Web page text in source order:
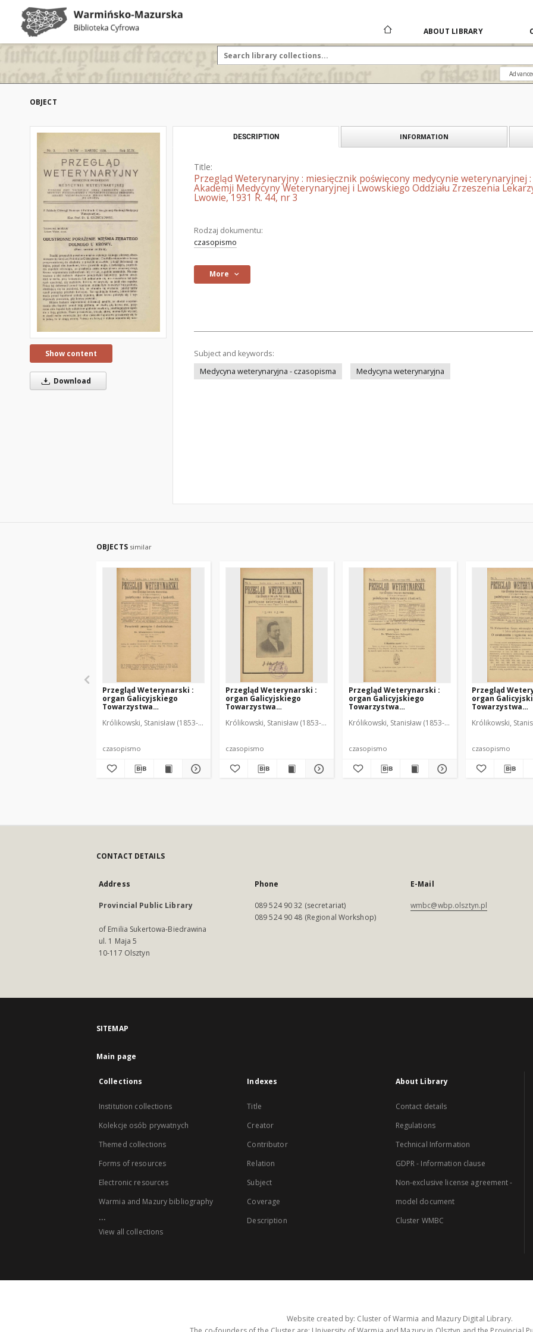
ABOUT LIBRARY
OBJECT
Show content
Download
DESCRIPTION INFORMATION
Title:
Przegląd Weterynaryjny : miesięcznik poświęcony medycynie weterynaryjnej
Akademji Medycyny Weterynaryjnej i Lwowskiego Oddziału Zrzeszenia
Lwowie, 1931 R. 44, nr 3
Rodzaj dokumentu:
czasopismo
More
Subject and keywords:
Medycyna weterynaryjna - czasopisma
Medycyna weterynaryjna
OBJECTS similar
Przegląd Weterynarski :
organ Galicyjskiego
Towarzystwa
czasopismo poświęcone
Królikowski, Stanisław (1853-1924). Red.
czasopismo
Przegląd Weterynarski :
organ Galicyjskiego
Towarzystwa
czasopismo poświęcone
Królikowski, Stanisław (1853-1924). Red.
czasopismo
Przegląd Weterynarski :
organ Galicyjskiego
Towarzystwa
czasopismo poświęcone
Królikowski, Stanisław (1853-1924). Red.
czasopismo
Przegląd
organ
Towarzystwa
czasopismo
Królikowski,
czasopismo
CONTACT DETAILS
Address
Provincial Public Library
of Emilia Sukertowa-Biedrawina
ul. 1 Maja 5
10-117 Olsztyn
Phone
089 524 90 32 (secretariat)
089 524 90 48 (Regional Workshop)
E-Mail
wmbc@wbp.olsztyn.pl
SITEMAP
Main page
Collections
Institution collections
Kolekcje osób prywatnych
Themed collections
Forms of resources
Electronic resources
Warmia and Mazury bibliography
...
View all collections
Indexes
Title
Creator
Contributor
Relation
Subject
Coverage
Description
About Library
Contact details
Regulations
Technical Information
GDPR - Information clause
Non-exclusive license agreement -
model document
Cluster WMBC
Website created by: Cluster of Warmia and Mazury Digital Library.